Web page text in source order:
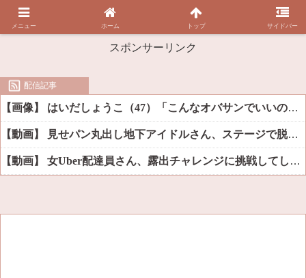
スポンサーリンク
配信記事
【画像】 はいだしょうこ（47）「こんなオバサンでいいの…？」
【動画】 見せパン丸出し地下アイドルさん、ステージで脱いでしまう
【動画】 女Uber配達員さん、露出チャレンジに挑戦してしまうｗｗｗｗ
メニュー ホーム トップ サイドバー